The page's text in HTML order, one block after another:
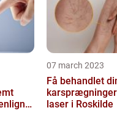
07 march 2023
Få behandlet
laser i Roskilde